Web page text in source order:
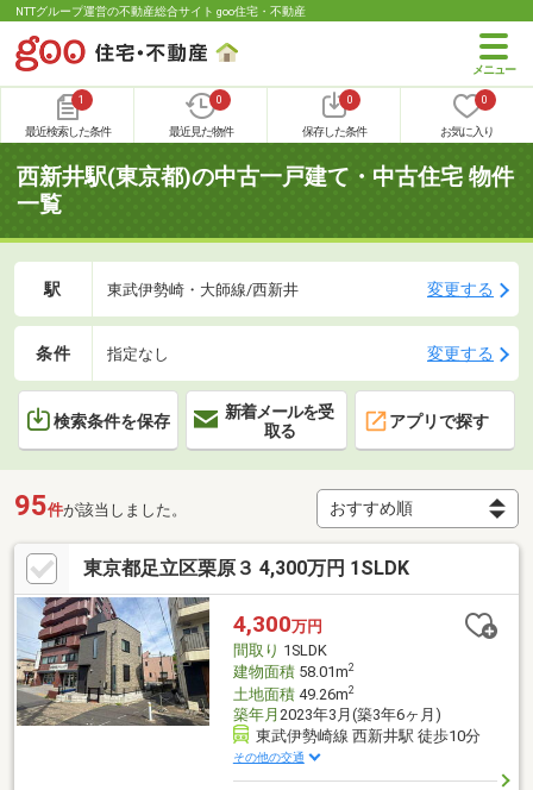
NTTグループ運営の不動産総合サイト goo住宅・不動産
1
最近検索した条件
0
最近見た物件
0
保存した条件
0
お気に入り
西新井駅(東京都)の中古一戸建て・中古住宅 物件
一覧
駅 東武伊勢崎・大師線/西新井 変更する
条件 指定なし 変更する
検索条件を保存
新着メールを受
取る
アプリで探す
95件が該当しました。
東京都足立区栗原３ 4,300万円 1SLDK
4,300万円
間取り 1SLDK
建物面積58.01m2
土地面積49.26m2
築年月 2023年3月(築3年6ヶ月)
東武伊勢崎線 西新井駅 徒歩10分
その他の交通